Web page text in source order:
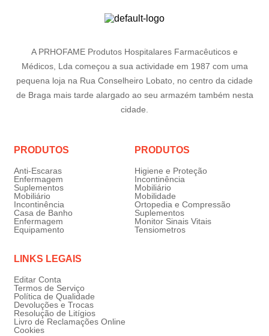
A PRHOFAME Produtos Hospitalares Farmacêuticos e
Médicos, Lda começou a sua actividade em 1987 com uma
pequena loja na Rua Conselheiro Lobato, no centro da cidade
de Braga mais tarde alargado ao seu armazém também nesta
cidade.
PRODUTOS
Anti-Escaras
Enfermagem
Suplementos
Mobiliário
Incontinência
Casa de Banho
Enfermagem
Equipamento
PRODUTOS
Higiene e Proteção
Incontinência
Mobiliário
Mobilidade
Ortopedia e Compressão
Suplementos
Monitor Sinais Vitais
Tensiometros
LINKS LEGAIS
Editar Conta
Termos de Serviço
Política de Qualidade
Devoluções e Trocas
Resolução de Litígios
Livro de Reclamações Online
Cookies